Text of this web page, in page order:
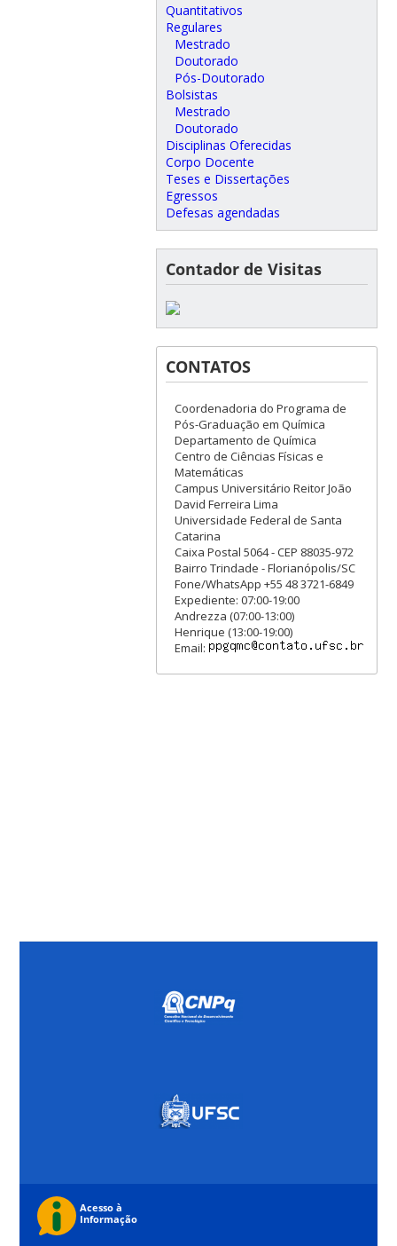
Quantitativos
Regulares
Mestrado
Doutorado
Pós-Doutorado
Bolsistas
Mestrado
Doutorado
Disciplinas Oferecidas
Corpo Docente
Teses e Dissertações
Egressos
Defesas agendadas
Contador de Visitas
CONTATOS
Coordenadoria do Programa de
Pós-Graduação em Química
Departamento de Química
Centro de Ciências Físicas e
Matemáticas
Campus Universitário Reitor João
David Ferreira Lima
Universidade Federal de Santa
Catarina
Caixa Postal 5064 - CEP 88035-972
Bairro Trindade - Florianópolis/SC
Fone/WhatsApp +55 48 3721-6849
Expediente: 07:00-19:00
Andrezza (07:00-13:00)
Henrique (13:00-19:00)
Email: